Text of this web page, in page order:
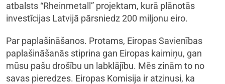
atbalsts “Rheinmetall” projektam, kurā plānotās
investīcijas Latvijā pārsniedz 200 miljonu eiro.
Par paplašināšanos. Protams, Eiropas Savienības
paplašināšanās stiprina gan Eiropas kaimiņu, gan
mūsu pašu drošību un labklājību. Mēs zinām to no
savas pieredzes. Eiropas Komisija ir atzinusi, ka